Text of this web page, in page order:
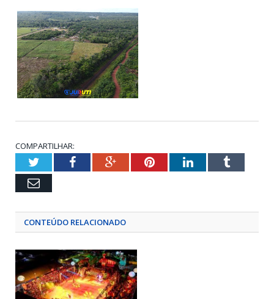
COMPARTILHAR:
TwitterFacebookGoogle+PinterestLinkedInTumblr
Email
CONTEÚDO RELACIONADO